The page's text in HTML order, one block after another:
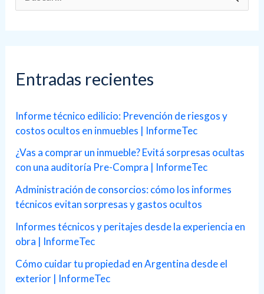
u
a
p
o
r
:
Entradas recientes
Informe técnico edilicio: Prevención de riesgos y
costos ocultos en inmuebles | InformeTec
¿Vas a comprar un inmueble? Evitá sorpresas ocultas
con una auditoría Pre-Compra | InformeTec
Administración de consorcios: cómo los informes
técnicos evitan sorpresas y gastos ocultos
Informes técnicos y peritajes desde la experiencia en
obra | InformeTec
Cómo cuidar tu propiedad en Argentina desde el
exterior | InformeTec